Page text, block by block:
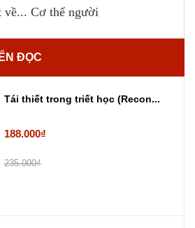
về... Cơ thể người
ĐỌC
Tái thiết trong triết học (Recon...
188.000₫
235.000₫